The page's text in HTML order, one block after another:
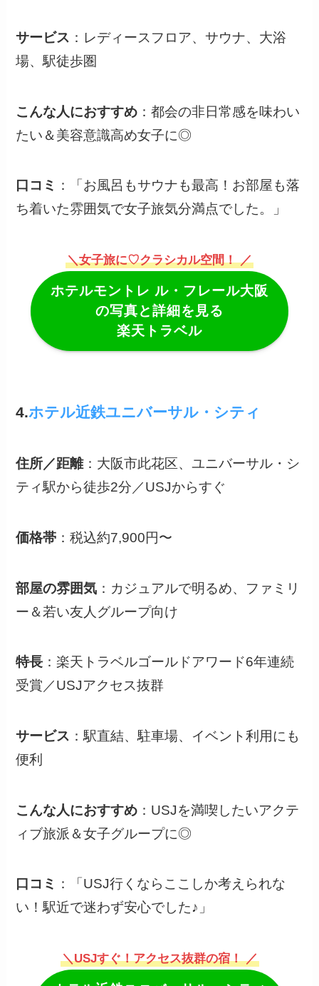
サービス ：レディースフロア、サウナ、大浴
場、駅徒歩圏
こんな人におすすめ ：都会の非日常感を味わい
たい＆美容意識高め女子に◎
口コミ
：「お風呂もサウナも最高！お部屋も落
ち着いた雰囲気で女子旅気分満点でした。」
＼女子旅に♡クラシカル空間！ ／
ホテルモントレ ル・フレール大阪
の写真と詳細を見る
楽天トラベル
4.ホテル近鉄ユニバーサル・シティ
住所／距離：大阪市此花区、ユニバーサル・シ
ティ駅から徒歩2分／USJからすぐ
価格帯 ：税込約7,900円〜
部屋の雰囲気 ：カジュアルで明るめ、ファミリ
ー＆若い友人グループ向け
特長 ：楽天トラベルゴールドアワード6年連続
受賞／USJアクセス抜群
サービス ：駅直結、駐車場、イベント利用にも
便利
こんな人におすすめ ：USJを満喫したいアクテ
ィブ旅派＆女子グループに◎
口コミ ：「USJ行くならここしか考えられな
い！駅近で迷わず安心でした♪」
＼USJすぐ！アクセス抜群の宿！ ／